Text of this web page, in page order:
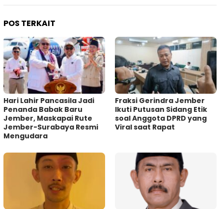
POS TERKAIT
Hari Lahir Pancasila Jadi
Penanda Babak Baru
Jember, Maskapai Rute
Jember-Surabaya Resmi
Mengudara
Fraksi Gerindra Jember
Ikuti Putusan Sidang Etik
soal Anggota DPRD yang
Viral saat Rapat